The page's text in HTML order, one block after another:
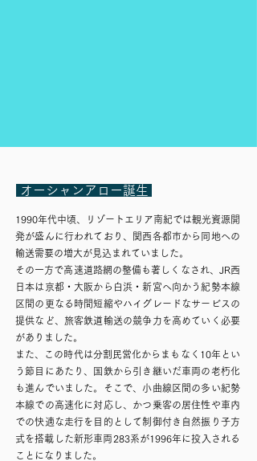
​ オーシャンアロー誕生
1990年代中頃、リゾートエリア南紀では観光資源開
発が盛んに行われており、関西各都市から同地への
輸送需要の増大が見込まれていました。
その一方で高速道路網の整備も著しくなされ、JR西
日本は京都・大阪から白浜・新宮へ向かう紀勢本線
区間の更なる時間短縮やハイグレードなサービスの
提供など、旅客鉄道輸送の競争力を高めていく必要
がありました。
また、この時代は分割民営化からまもなく10年とい
う節目にあたり、国鉄から引き継いだ車両の老朽化
も進んでいました。そこで、小曲線区間の多い紀勢
本線での高速化に対応し、かつ乗客の居住性や車内
での快適な走行を目的として制御付き自然振り子方
式を搭載した新形車両283系が1996年に投入される
ことになりました。